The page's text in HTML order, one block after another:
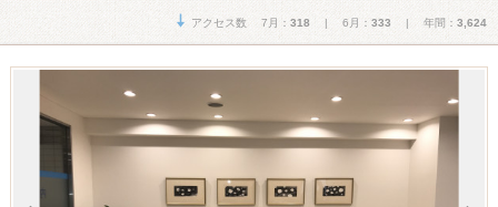
アクセス数 7月： 318 | 6月： 333 | 年間： 3,624